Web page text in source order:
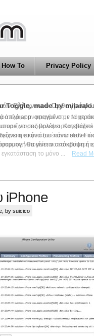
How To Privacy Policy
Toggle, made by
απλό app φτιαγμένο με τα
να σας βολέψει
η εικόνα πιο πάνω στον
θα γίνεται απόκρυψη ή
iPhone
, by suicico